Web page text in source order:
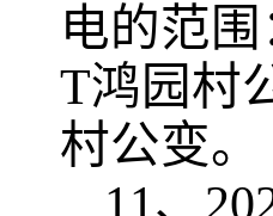
电的范
T鸿园村
村公变。
11、